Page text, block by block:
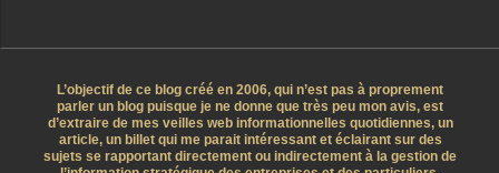
L’objectif de ce blog créé en 2006, qui n’est pas à proprement
parler un blog puisque je ne donne que très peu mon avis, est
d’extraire de mes veilles web informationnelles quotidiennes, un
article, un billet qui me parait intéressant et éclairant sur des
sujets se rapportant directement ou indirectement à la gestion de